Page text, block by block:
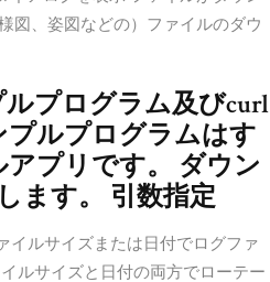
図、姿図などの）ファイルのダウ
プログラム及びcurl
ルプログラムはす
プリです。 ダウン
ます。 引数指定
イルサイズまたは日付でログファ
ルサイズと日付の両方でローテー